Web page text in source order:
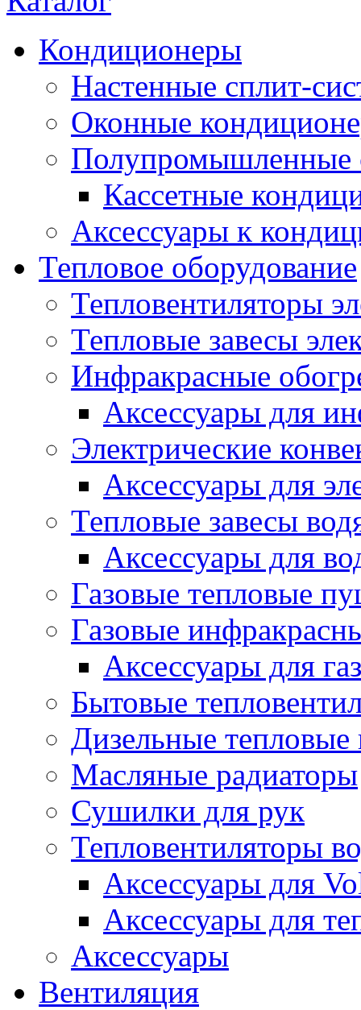
Кондиционеры
Настенные сплит-
Оконные
Полупромышленные
Кассетные
Аксессуары к
Тепловое оборудование
Тепловентиляторы
Тепловые завесы
Инфракрасные
Аксессуары для
Электрические
Аксессуары для
Тепловые завесы
Аксессуары для
Газовые тепловые
Газовые
Аксессуары для
Бытовые
Дизельные
Масляные радиаторы
Сушилки для рук
Тепловентиляторы
Аксессуары для
Аксессуары для
Аксессуары
Вентиляция